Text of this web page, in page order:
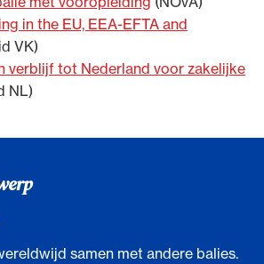
in the EU, EEA-EFTA and
VK)
verblijf tot Nederland voor zakelijke
NL)
samen met andere balies.